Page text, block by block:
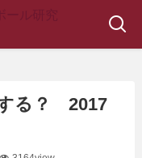
る？ 2017